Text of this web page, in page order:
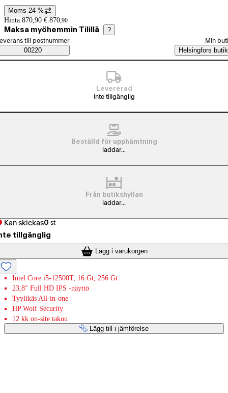
Prisinformation
Moms 24 %
Hinta 870,90 €. 870,90
Maksa myöhemmin Tilillä ?
Saatavuustiedot
beställningssätt
till postnummer
00220
Min
Helsingfors butik
Levererad
Inte tillgänglig
Beställd för upphämtning
laddar...
Från butikshyllan
laddar...
Kan skickas0 st
tillgänglig
Lägg i varukorgen
Intel Core i5-12500T, 16 Gt, 256 Gt
23,8" Full HD IPS -näyttö
Tyylikäs All-in-one
HP Wolf Security
12 kk on-site takuu
Lägg till i jämförelse